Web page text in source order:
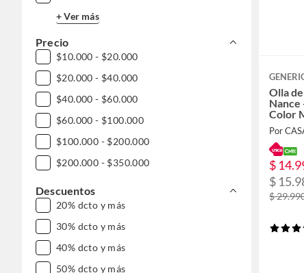
+ Ver más
Precio
$10.000 - $20.000
$20.000 - $40.000
$40.000 - $60.000
$60.000 - $100.000
$100.000 - $200.000
$200.000 - $350.000
Descuentos
20% dcto y más
30% dcto y más
40% dcto y más
50% dcto y más
Olla
Nance
Color
Por
$
$
$